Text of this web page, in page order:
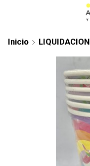
Inicio LIQUIDACION